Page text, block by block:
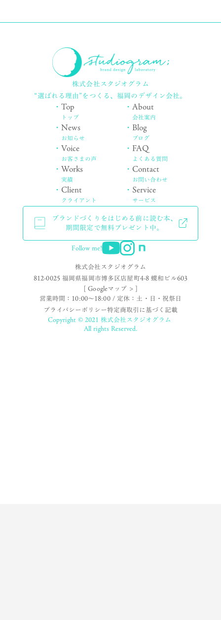
株式会社スタジオグラム
“選ばれる理由”をつくる、福岡のデザイン会社。
・Top
トップ
・News
お知らせ
・Voice
お客さまの声
・Works
実績
・ Client
クライアント
・About
会社案内
・ Blog
ブログ
・ FAQ
よくある質問
・ Contact
お問い合わせ
・ Service
サービス
ブランドづくりをはじめる前に読む本、
期間限定で無料プレゼント中。
Follow me!
株式会社スタジオグラム
812-0025 福岡県福岡市博多区店屋町4-8 蝶和ビル603
[ Googleマップ > ]
営業時間：10:00〜18:00 / 定休：土・日・祝祭日
プライバシーポリシー特定商取引に基づく記載
Copyright © 2021 株式会社スタジオグラム
All rights Reserved.